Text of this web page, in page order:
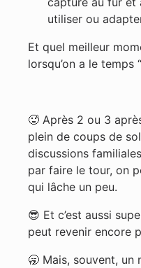
utiliser ou
Et quel meilleur
lorsqu’on a le temps
🥵 Après 2 ou 3
plein de coups de
discussions
par faire le tour, on
qui lâche un peu.
😎 Et c’est aussi
peut revenir encore
🥱 Mais, souvent, un